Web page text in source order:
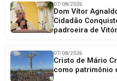
07/08/2026
Dom Vítor
Cidadão
padroeira de
07/08/2026
Cristo de Mário
como patrimônio